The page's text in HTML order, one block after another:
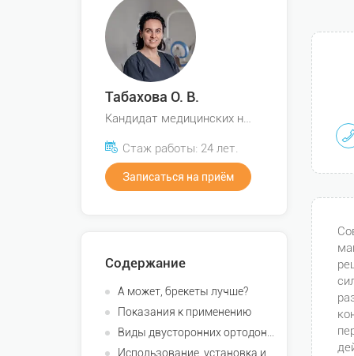
Табахова О. В.
Стаж работы: 24 лет.
Записаться на приём
Содержание
А может, брекеты лучше?
Показания к применению